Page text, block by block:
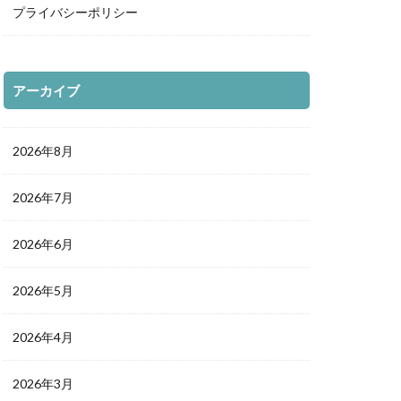
プライバシーポリシー
アーカイブ
2026年8月
2026年7月
2026年6月
2026年5月
2026年4月
2026年3月